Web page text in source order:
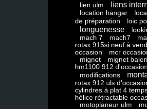
lien ulm
liens
location hangar
de préparation
loic
longuenesse
mach 7
mach7
rotax 915si neuf à
occasion
mcr
mignet
mignet
hm1100 912
modifications
rotax 912 uls
cylindres à plat 4
hélice rétractable
motoplaneur ulm